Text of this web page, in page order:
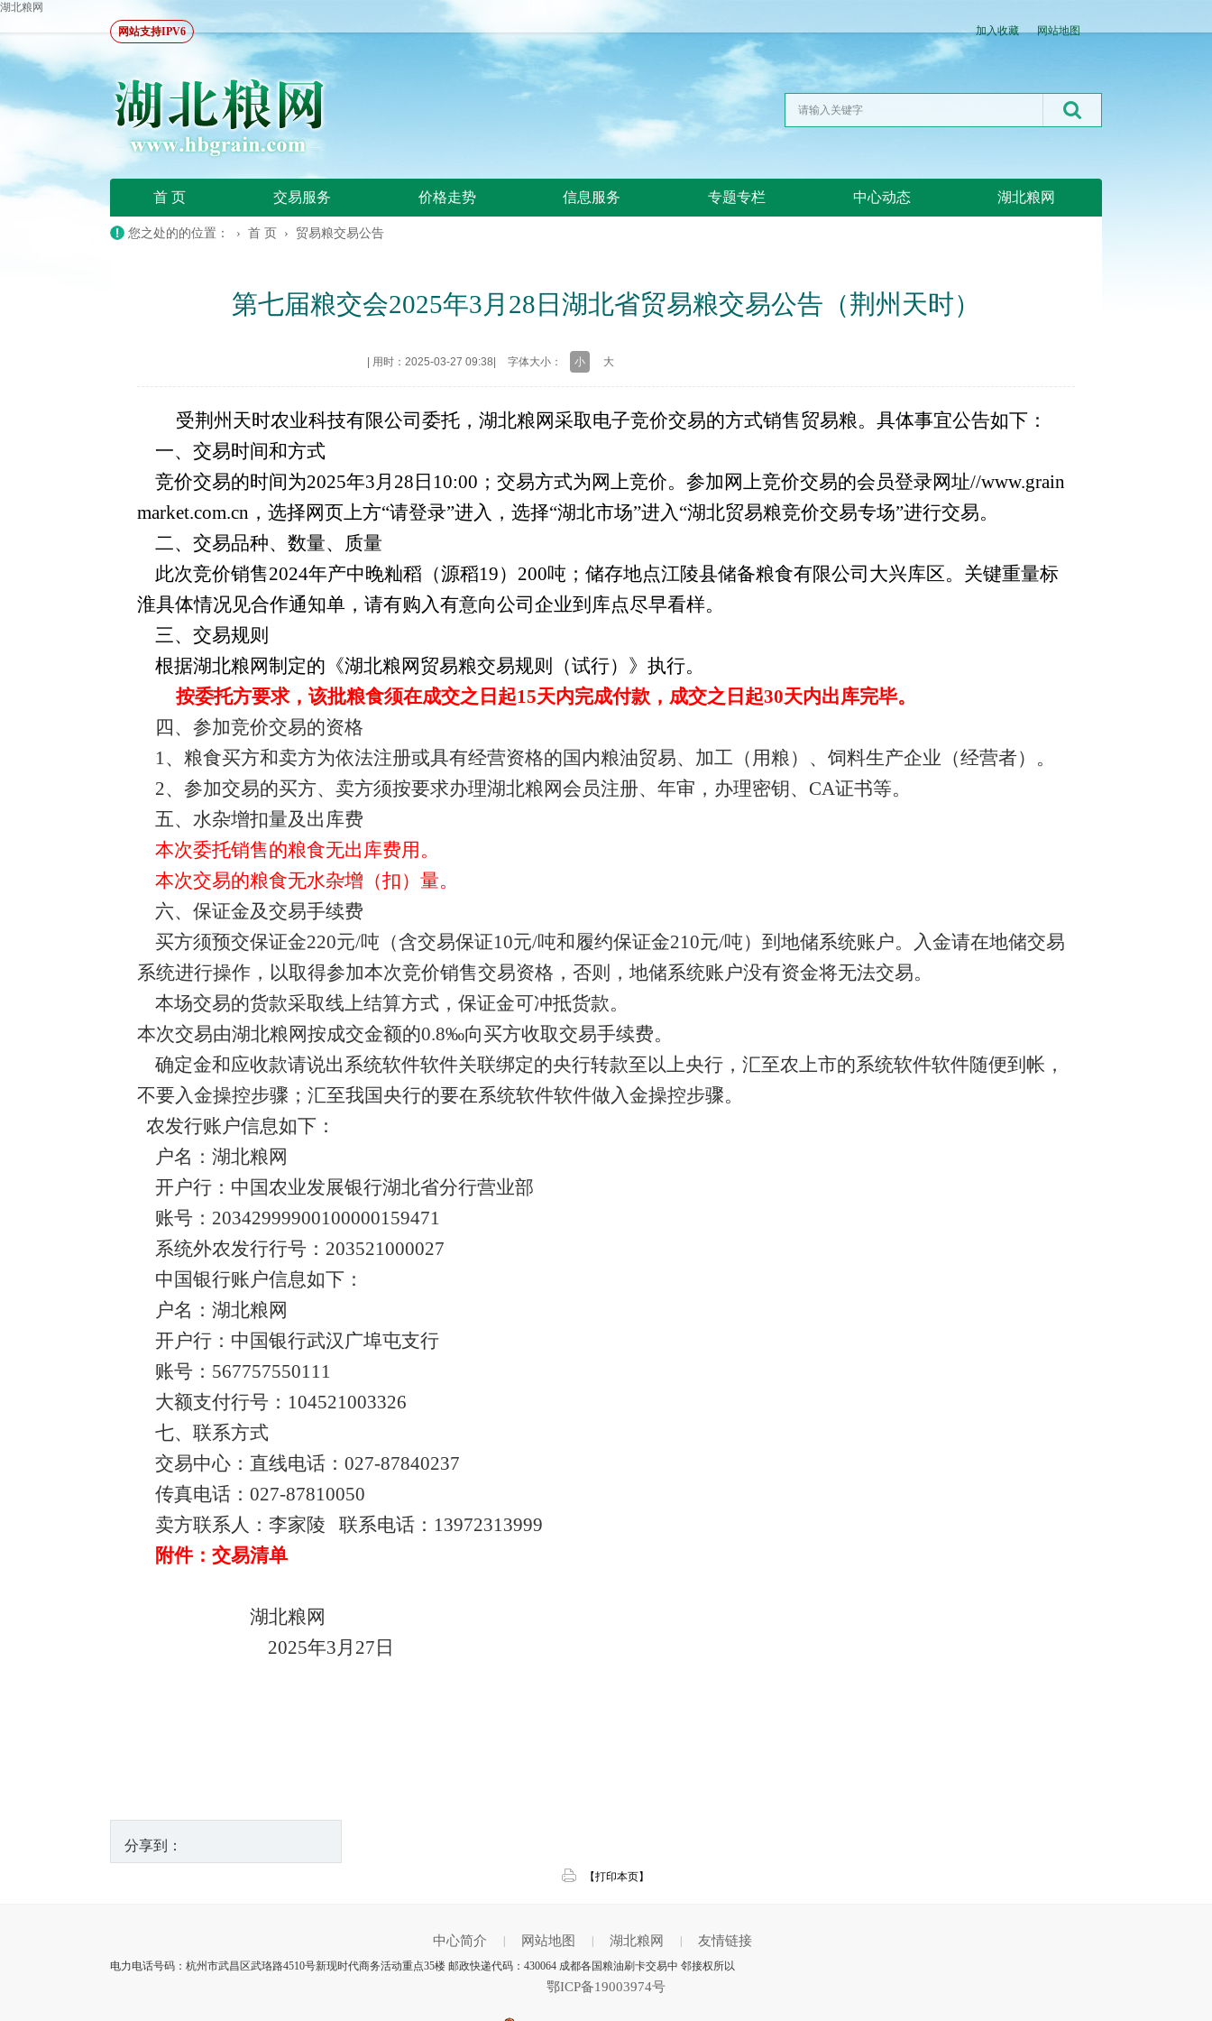
湖北粮网
网站支持IPV6
加入收藏 网站地图
首 页 交易服务 价格走势 信息服务 专题专栏 中心动态 湖北粮网
您之处的的位置： › 首 页 › 贸易粮交易公告
第七届粮交会2025年3月28日湖北省贸易粮交易公告（荆州天时）
用时：2025-03-27 09:38 字体大小： 小 大
受荆州天时农业科技有限公司委托，湖北粮网采取电子竞价交易的方式销售贸易粮。具体事宜公告如下：
一、交易时间和方式
竞价交易的时间为2025年3月28日10:00；交易方式为网上竞价。参加网上竞价交易的会员登录网址//www.grain
market.com.cn，选择网页上方“请登录”进入，选择“湖北市场”进入“湖北贸易粮竞价交易专场”进行交易。
二、交易品种、数量、质量
此次竞价销售2024年产中晚籼稻（源稻19）200吨；储存地点江陵县储备粮食有限公司大兴库区。关键重量标
淮具体情况见合作通知单，请有购入有意向公司企业到库点尽早看样。
三、交易规则
根据湖北粮网制定的《湖北粮网贸易粮交易规则（试行）》执行。
按委托方要求，该批粮食须在成交之日起15天内完成付款，成交之日起30天内出库完毕。
四、参加竞价交易的资格
1、粮食买方和卖方为依法注册或具有经营资格的国内粮油贸易、加工（用粮）、饲料生产企业（经营者）。
2、参加交易的买方、卖方须按要求办理湖北粮网会员注册、年审，办理密钥、CA证书等。
五、水杂增扣量及出库费
本次委托销售的粮食无出库费用。
本次交易的粮食无水杂增（扣）量。
六、保证金及交易手续费
买方须预交保证金220元/吨（含交易保证10元/吨和履约保证金210元/吨）到地储系统账户。入金请在地储交易
系统进行操作，以取得参加本次竞价销售交易资格，否则，地储系统账户没有资金将无法交易。
本场交易的货款采取线上结算方式，保证金可冲抵货款。
本次交易由湖北粮网按成交金额的0.8‰向买方收取交易手续费。
确定金和应收款请说出系统软件软件关联绑定的央行转款至以上央行，汇至农上市的系统软件软件随便到帐，
不要入金操控步骤；汇至我国央行的要在系统软件软件做入金操控步骤。
农发行账户信息如下：
户名：湖北粮网
开户行：中国农业发展银行湖北省分行营业部
账号： 20342999900100000159471
系统外农发行行号： 203521000027
中国银行账户信息如下：
户名：湖北粮网
开户行：中国银行武汉广埠屯支行
账号： 567757550111
大额支付行号： 104521003326
七、联系方式
交易中心：直线电话： 027-87840237
传真电话： 027-87810050
卖方联系人：李家陵 联系电话： 13972313999
附件：交易清单
湖北粮网
2025年3月27日
分享到：
【打印本页】
中心简介 网站地图 湖北粮网 友情链接
电力电话号码：杭州市武昌区武珞路4510号新现时代商务活动重点35楼 邮政快递代码：430064 成都各国粮油刷卡交易中 邻接权所以
鄂ICP备19003974号